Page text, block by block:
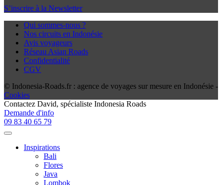
S’inscrire à la Newsletter
Qui sommes-nous ?
Nos circuits en Indonésie
Avis voyageurs
Réseau Asian Roads
Confidentialité
CGV
© Indonesia-Roads.fr : agence de voyages sur mesure en Indonésie -
Cookies
Contactez David, spécialiste Indonesia Roads
Demande d'info
09 83 40 65 79
Inspirations
Bali
Flores
Java
Lombok